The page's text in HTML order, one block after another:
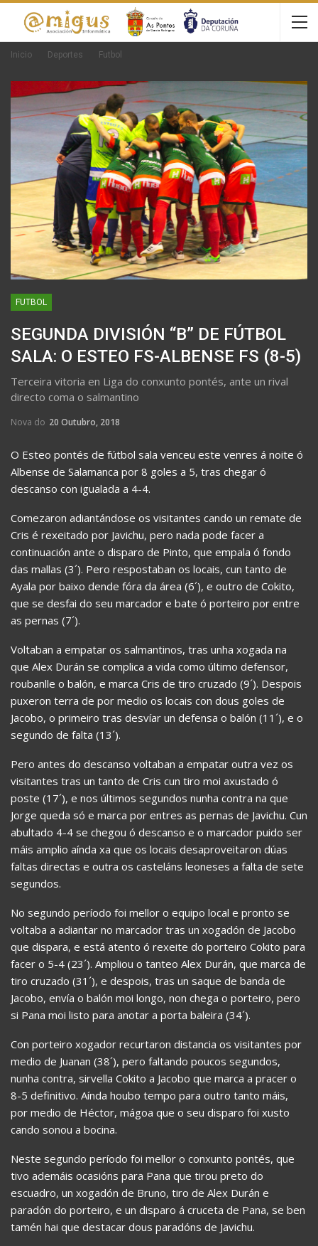
Inicio Deportes Futbol
FUTBOL
SEGUNDA DIVISIÓN “B” DE FÚTBOL
SALA: O ESTEO FS-ALBENSE FS (8-5)
Terceira vitoria en Liga do conxunto pontés, ante un rival
directo coma o salmantino
Nova do 20 Outubro, 2018
O Esteo pontés de fútbol sala venceu este venres á noite ó
Albense de Salamanca por 8 goles a 5, tras chegar ó
descanso con igualada a 4-4.
Comezaron adiantándose os visitantes cando un remate de
Cris é rexeitado por Javichu, pero nada pode facer a
continuación ante o disparo de Pinto, que empala ó fondo
das mallas (3´). Pero respostaban os locais, cun tanto de
Ayala por baixo dende fóra da área (6´), e outro de Cokito,
que se desfai do seu marcador e bate ó porteiro por entre
as pernas (7´).
Voltaban a empatar os salmantinos, tras unha xogada na
que Alex Durán se complica a vida como último defensor,
roubanlle o balón, e marca Cris de tiro cruzado (9´). Despois
puxeron terra de por medio os locais con dous goles de
Jacobo, o primeiro tras desvíar un defensa o balón (11´), e o
segundo de falta (13´).
Pero antes do descanso voltaban a empatar outra vez os
visitantes tras un tanto de Cris cun tiro moi axustado ó
poste (17´), e nos últimos segundos nunha contra na que
Jorge queda só e marca por entres as pernas de Javichu. Cun
abultado 4-4 se chegou ó descanso e o marcador puido ser
máis amplio aínda xa que os locais desaproveitaron dúas
faltas directas e outra os casteláns leoneses a falta de sete
segundos.
No segundo período foi mellor o equipo local e pronto se
voltaba a adiantar no marcador tras un xogadón de Jacobo
que dispara, e está atento ó rexeite do porteiro Cokito para
facer o 5-4 (23´). Ampliou o tanteo Alex Durán, que marca de
tiro cruzado (31´), e despois, tras un saque de banda de
Jacobo, envía o balón moi longo, non chega o porteiro, pero
si Pana moi listo para anotar a porta baleira (34´).
Con porteiro xogador recurtaron distancia os visitantes por
medio de Juanan (38´), pero faltando poucos segundos,
nunha contra, sirvella Cokito a Jacobo que marca a pracer o
8-5 definitivo. Aínda houbo tempo para outro tanto máis,
por medio de Héctor, mágoa que o seu disparo foi xusto
cando sonou a bocina.
Neste segundo período foi mellor o conxunto pontés, que
tivo ademáis ocasións para Pana que tirou preto do
escuadro, un xogadón de Bruno, tiro de Alex Durán e
paradón do porteiro, e un disparo á cruceta de Pana, se ben
tamén hai que destacar dous paradóns de Javichu.